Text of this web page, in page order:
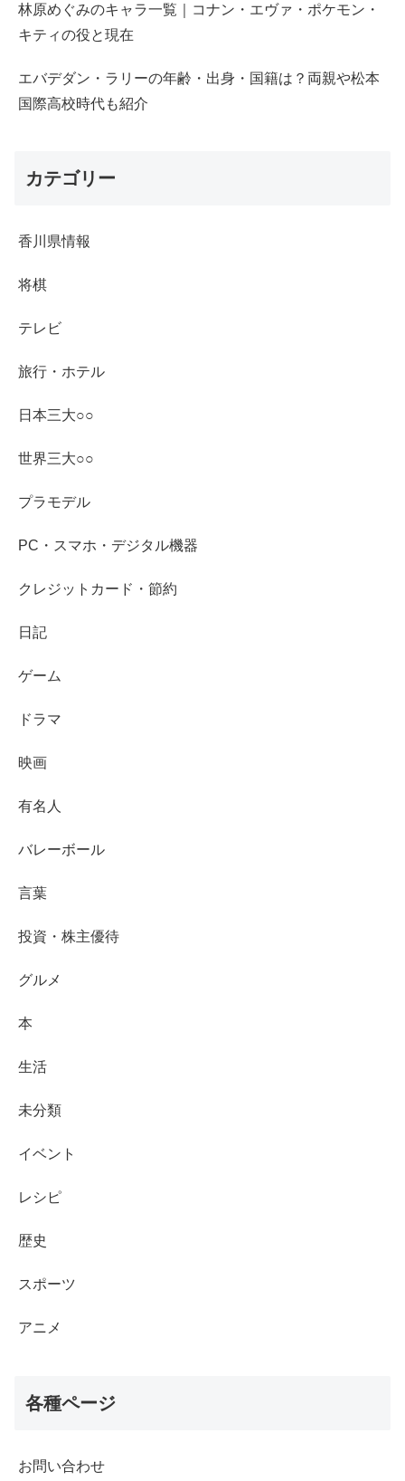
林原めぐみのキャラ一覧｜コナン・エヴァ・ポケモン・
キティの役と現在
エバデダン・ラリーの年齢・出身・国籍は？両親や松本
国際高校時代も紹介
カテゴリー
香川県情報
将棋
テレビ
旅行・ホテル
日本三大○○
世界三大○○
プラモデル
PC・スマホ・デジタル機器
クレジットカード・節約
日記
ゲーム
ドラマ
映画
有名人
バレーボール
言葉
投資・株主優待
グルメ
本
生活
未分類
イベント
レシピ
歴史
スポーツ
アニメ
各種ページ
お問い合わせ